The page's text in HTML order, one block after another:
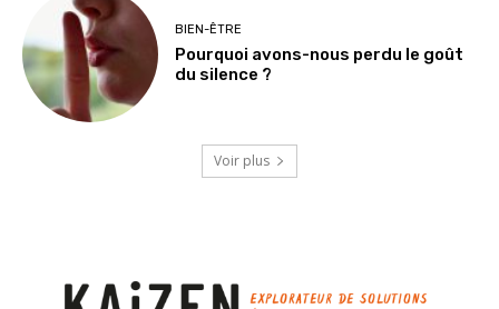
BIEN-ÊTRE
Pourquoi avons-nous perdu le goût
du silence ?
Voir plus